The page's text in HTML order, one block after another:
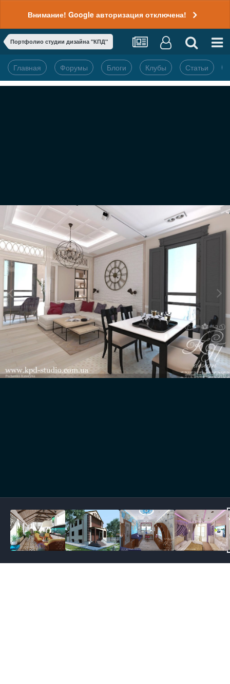
Внимание! Google авторизация отключена!
Портфолио студии дизайна "КПД"
Главная Форумы Блоги Клубы Статьи